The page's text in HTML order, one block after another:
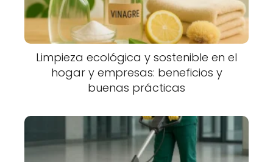
Limpieza ecológica y sostenible en el
hogar y empresas: beneficios y
buenas prácticas